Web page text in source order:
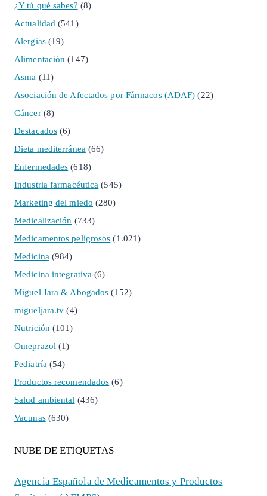
¿Y tú qué sabes? (8)
Actualidad (541)
Alergias(19)
Alimentación (147)
Asma (11)
Asociación de Afectados por Fármacos (ADAF) (22)
Cáncer(8)
Destacados (6)
Dieta mediterránea (66)
Enfermedades (618)
Industria farmacéutica (545)
Marketing del miedo (280)
Medicalización (733)
Medicamentos peligrosos (1.021)
Medicina (984)
Medicina integrativa (6)
Miguel Jara & Abogados (152)
migueljara.tv (4)
Nutrición (101)
Omeprazol (1)
Pediatría (54)
Productos recomendados (6)
Salud ambiental (436)
Vacunas(630)
NUBE DE ETIQUETAS
Agencia Española de Medicamentos y Productos